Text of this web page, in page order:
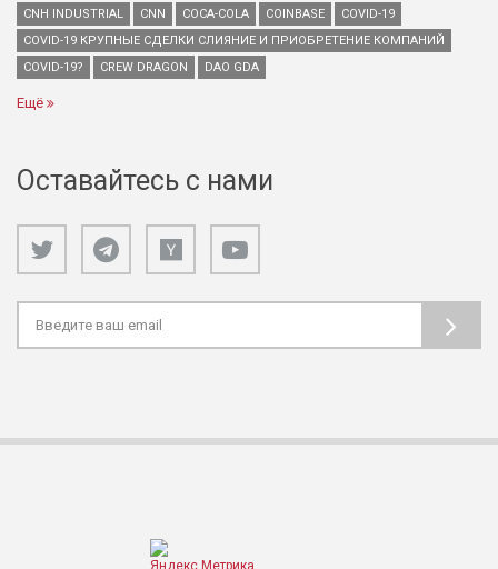
CNH INDUSTRIAL
CNN COCA-COLA COINBASE
COVID-19
COVID-19 КРУПНЫЕ СДЕЛКИ СЛИЯНИЕ И ПРИОБРЕТЕНИЕ КОМПАНИЙ
COVID-19?
CREW DRAGON DAO GDA
Ещё
Оставайтесь с нами